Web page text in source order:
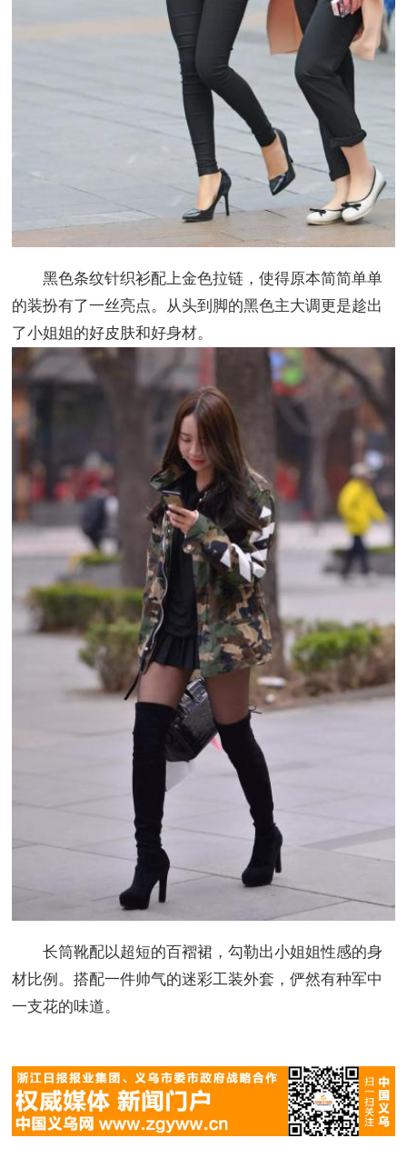
黑色条纹针织衫配上金色拉链，使得原本简简单单
的装扮有了一丝亮点。从头到脚的黑色主大调更是趁出
了小姐姐的好皮肤和好身材。
长筒靴配以超短的百褶裙，勾勒出小姐姐性感的身
材比例。搭配一件帅气的迷彩工装外套，俨然有种军中
一支花的味道。